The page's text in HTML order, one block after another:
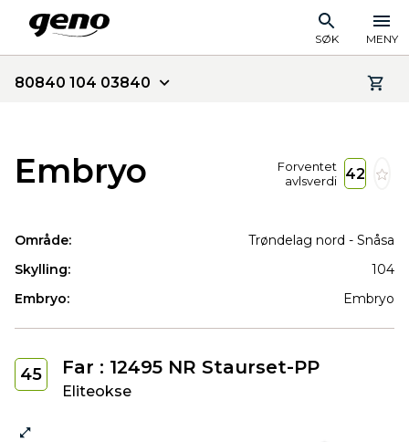
SØK MENY
80840 104 03840
Embryo
Forventet
avlsverdi
42
Område:
Trøndelag nord - Snåsa
Skylling:
104
Embryo:
Embryo
45 Far : 12495 NR Staurset-PP
Eliteokse